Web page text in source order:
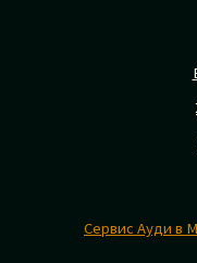
Сервис Ауди в